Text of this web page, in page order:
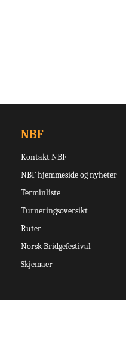
NBF
Kontakt NBF
NBF hjemmeside og nyheter
Terminliste
Turneringsoversikt
Ruter
Norsk Bridgefestival
Skjemaer